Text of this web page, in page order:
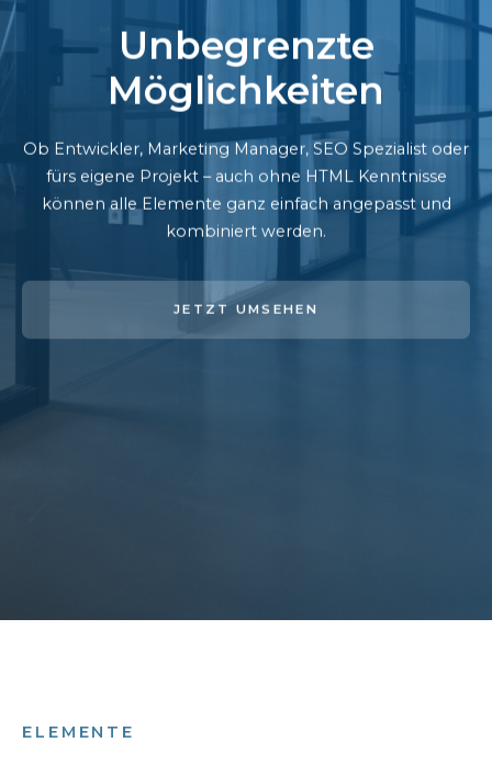
Unbegrenzte
Möglichkeiten
Ob Entwickler, Marketing Manager, SEO Spezialist oder
fürs eigene Projekt – auch ohne HTML Kenntnisse
können alle Elemente ganz einfach angepasst und
kombiniert werden.
JETZT UMSEHEN
ELEMENTE